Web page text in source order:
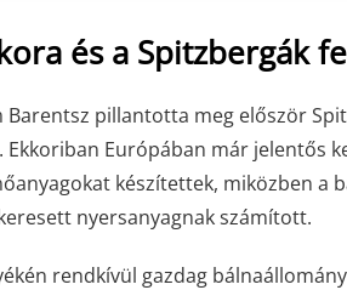
és a Spitzbergák
pillantotta meg először
Ekkoriban Európában már jelentős
készítettek, miközben a
nyersanyagnak számított.
rendkívül gazdag